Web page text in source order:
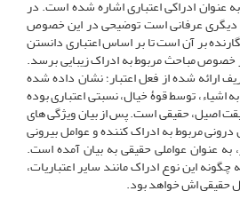
به عنوان ادراکی اعتباری اشاره شده است. در
دیگری عرفانی است توضیحی در این خصوص
بر آن است تا بر اساس اعتباری دانستن
خصوص مباحث مربوط به ادراک زیبایی برسد.
ارائه شده از فعل اعتبار؛ نشان داده شده
توسط قوۀ خیال، نسبتی اعتباری بوده
اصیل، حقیقی است. پس از بیان ویژگی های
مربوط به ادراک کننده و عوامل بیرونی
به عنوان عواملی حقیقی به بیان آمده است.
این نوع ادراک مانند سایر اعتباریات،
حقیقی اش خواهد بود.